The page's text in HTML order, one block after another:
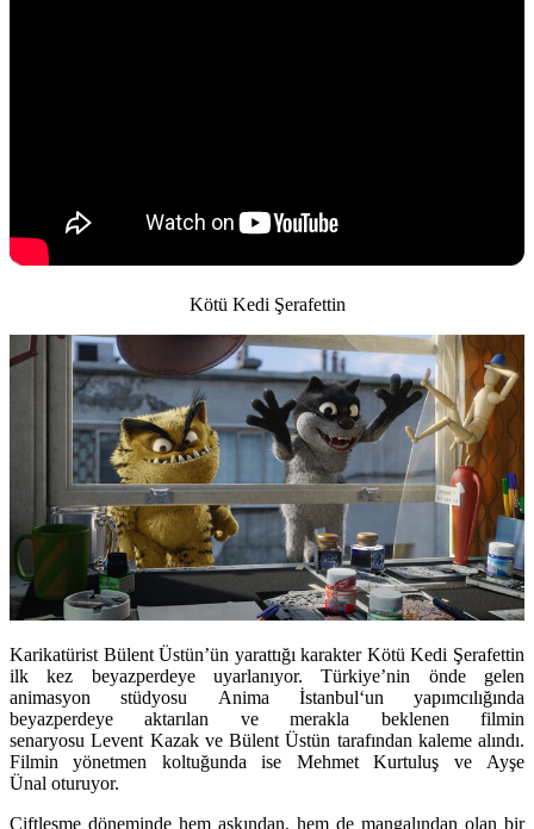
Kötü Kedi Şerafettin
Karikatürist Bülent Üstün’ün yarattığı karakter Kötü Kedi Şerafettin
ilk kez beyazperdeye uyarlanıyor.Türkiye’nin önde gelen
animasyon stüdyosu Anima İstanbul‘un yapımcılığında
beyazperdeye aktarılan ve merakla beklenen filmin
senaryosuLevent Kazakve Bülent Üstün tarafından kaleme alındı.
Filmin yönetmen koltuğunda ise Mehmet Kurtuluş ve Ayşe
Ünal oturuyor.
Çiftleşme döneminde hem aşkından, hem de mangalından olan bir